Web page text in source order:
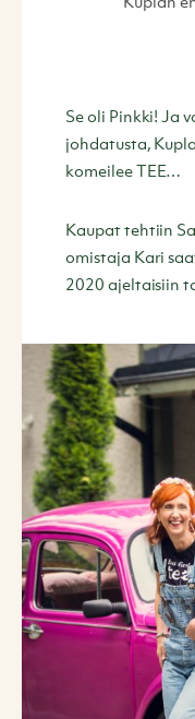
Kuplan
Se oli Pinkki! Ja
johdatusta,
komeilee TEE…
Kaupat tehtiin
omistaja Kari
2020 ajeltaisiin